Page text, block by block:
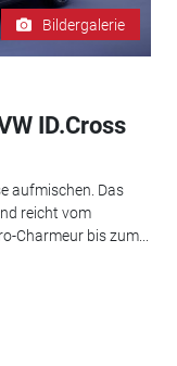
Bildergalerie
ID.Cross
aufmischen. Das
reicht vom
Charmeur bis zum...